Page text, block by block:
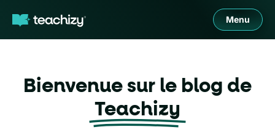
Menu
Bienvenue sur le blog de
Teachizy